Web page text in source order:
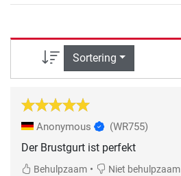
Sortering
Anonymous (WR755)
Der Brustgurt ist perfekt
Behulpzaam • Niet behulpzaam